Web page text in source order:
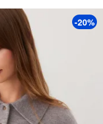
-20%